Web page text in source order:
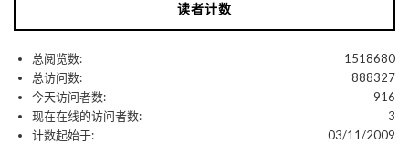
读者计数
1518680
总阅览数:
888327
总访问数:
916
今天访问者数:
3
现在在线的访问者数:
03/11/2009
计数起始于: